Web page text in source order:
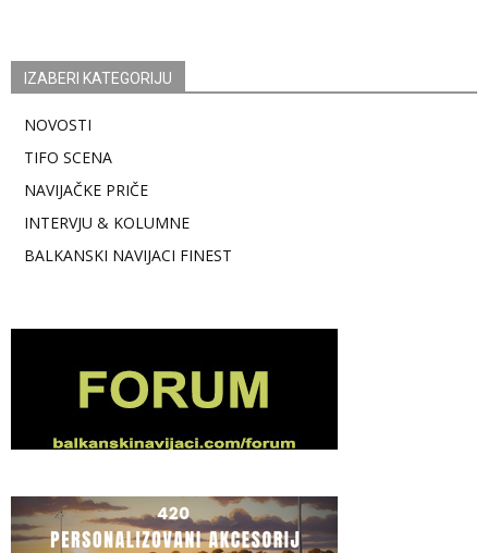
IZABERI KATEGORIJU
NOVOSTI
TIFO SCENA
NAVIJAČKE PRIČE
INTERVJU & KOLUMNE
BALKANSKI NAVIJACI FINEST